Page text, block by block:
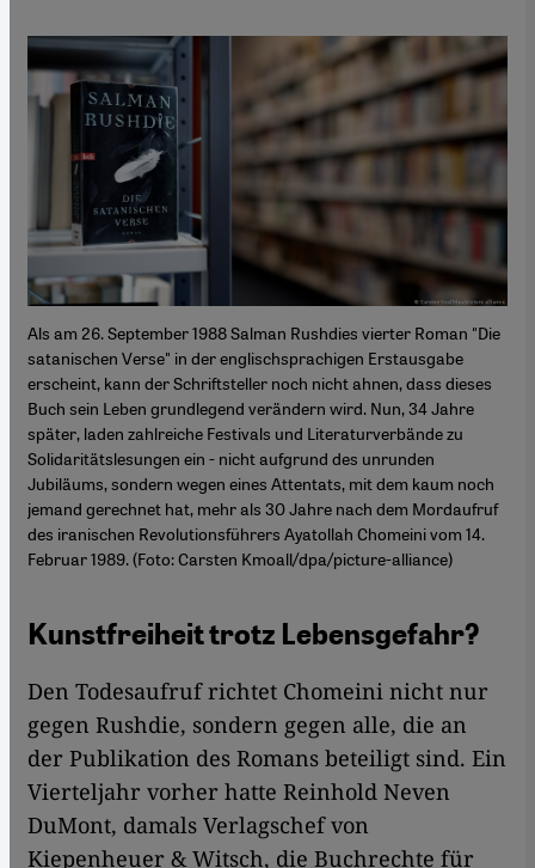
Als am 26. September 1988 Salman Rushdies vierter Roman "Die
satanischen Verse" in der englischsprachigen Erstausgabe
erscheint, kann der Schriftsteller noch nicht ahnen, dass dieses
Buch sein Leben grundlegend verändern wird. Nun, 34 Jahre
später, laden zahlreiche Festivals und Literaturverbände zu
Solidaritätslesungen ein - nicht aufgrund des unrunden
Jubiläums, sondern wegen eines Attentats, mit dem kaum noch
jemand gerechnet hat, mehr als 30 Jahre nach dem Mordaufruf
des iranischen Revolutionsführers Ayatollah Chomeini vom 14.
Februar 1989. (Foto: Carsten Kmoall/dpa/picture-alliance)
Kunstfreiheit trotz Lebensgefahr?
Den Todesaufruf richtet Chomeini nicht nur
gegen Rushdie, sondern gegen alle, die an
der Publikation des Romans beteiligt sind. Ein
Vierteljahr vorher hatte Reinhold Neven
DuMont, damals Verlagschef von
Kiepenheuer & Witsch, die Buchrechte für